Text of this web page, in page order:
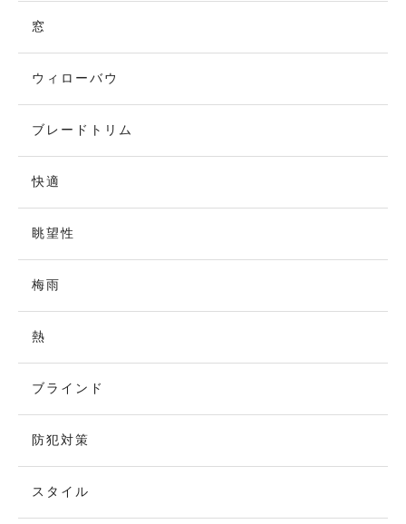
窓
ウィローバウ
ブレードトリム
快適
眺望性
梅雨
熱
ブラインド
防犯対策
スタイル